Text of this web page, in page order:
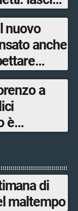
figlia
nuovo
anche
a
è
di
maltempo